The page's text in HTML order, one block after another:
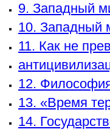
9. Западный
10. Западный
11. Как не
12.
13. «Время
14.